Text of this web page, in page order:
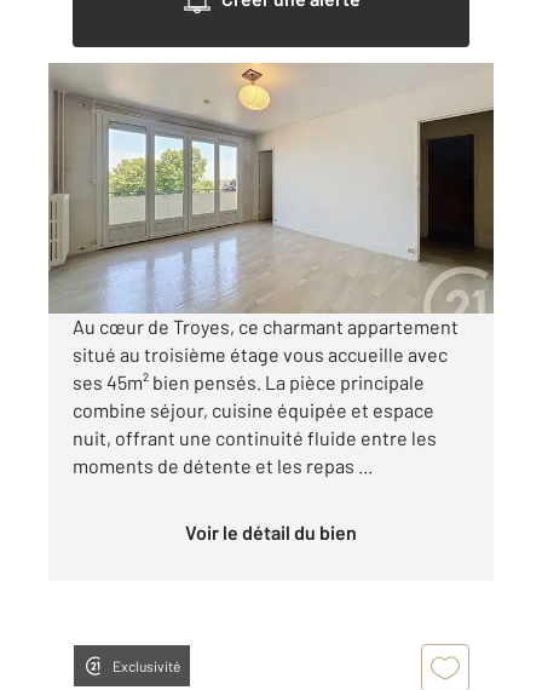
TROYES 10
45 m2, 1 pièce
Ref : 53224
Appartement F1 à louer
430 €
par mois charges comprises
Au cœur de Troyes, ce charmant appartement
situé au troisième étage vous accueille avec
ses 45m² bien pensés. La pièce principale
combine séjour, cuisine équipée et espace
nuit, offrant une continuité fluide entre les
moments de détente et les repas ...
Voir le détail du bien
Exclusivité